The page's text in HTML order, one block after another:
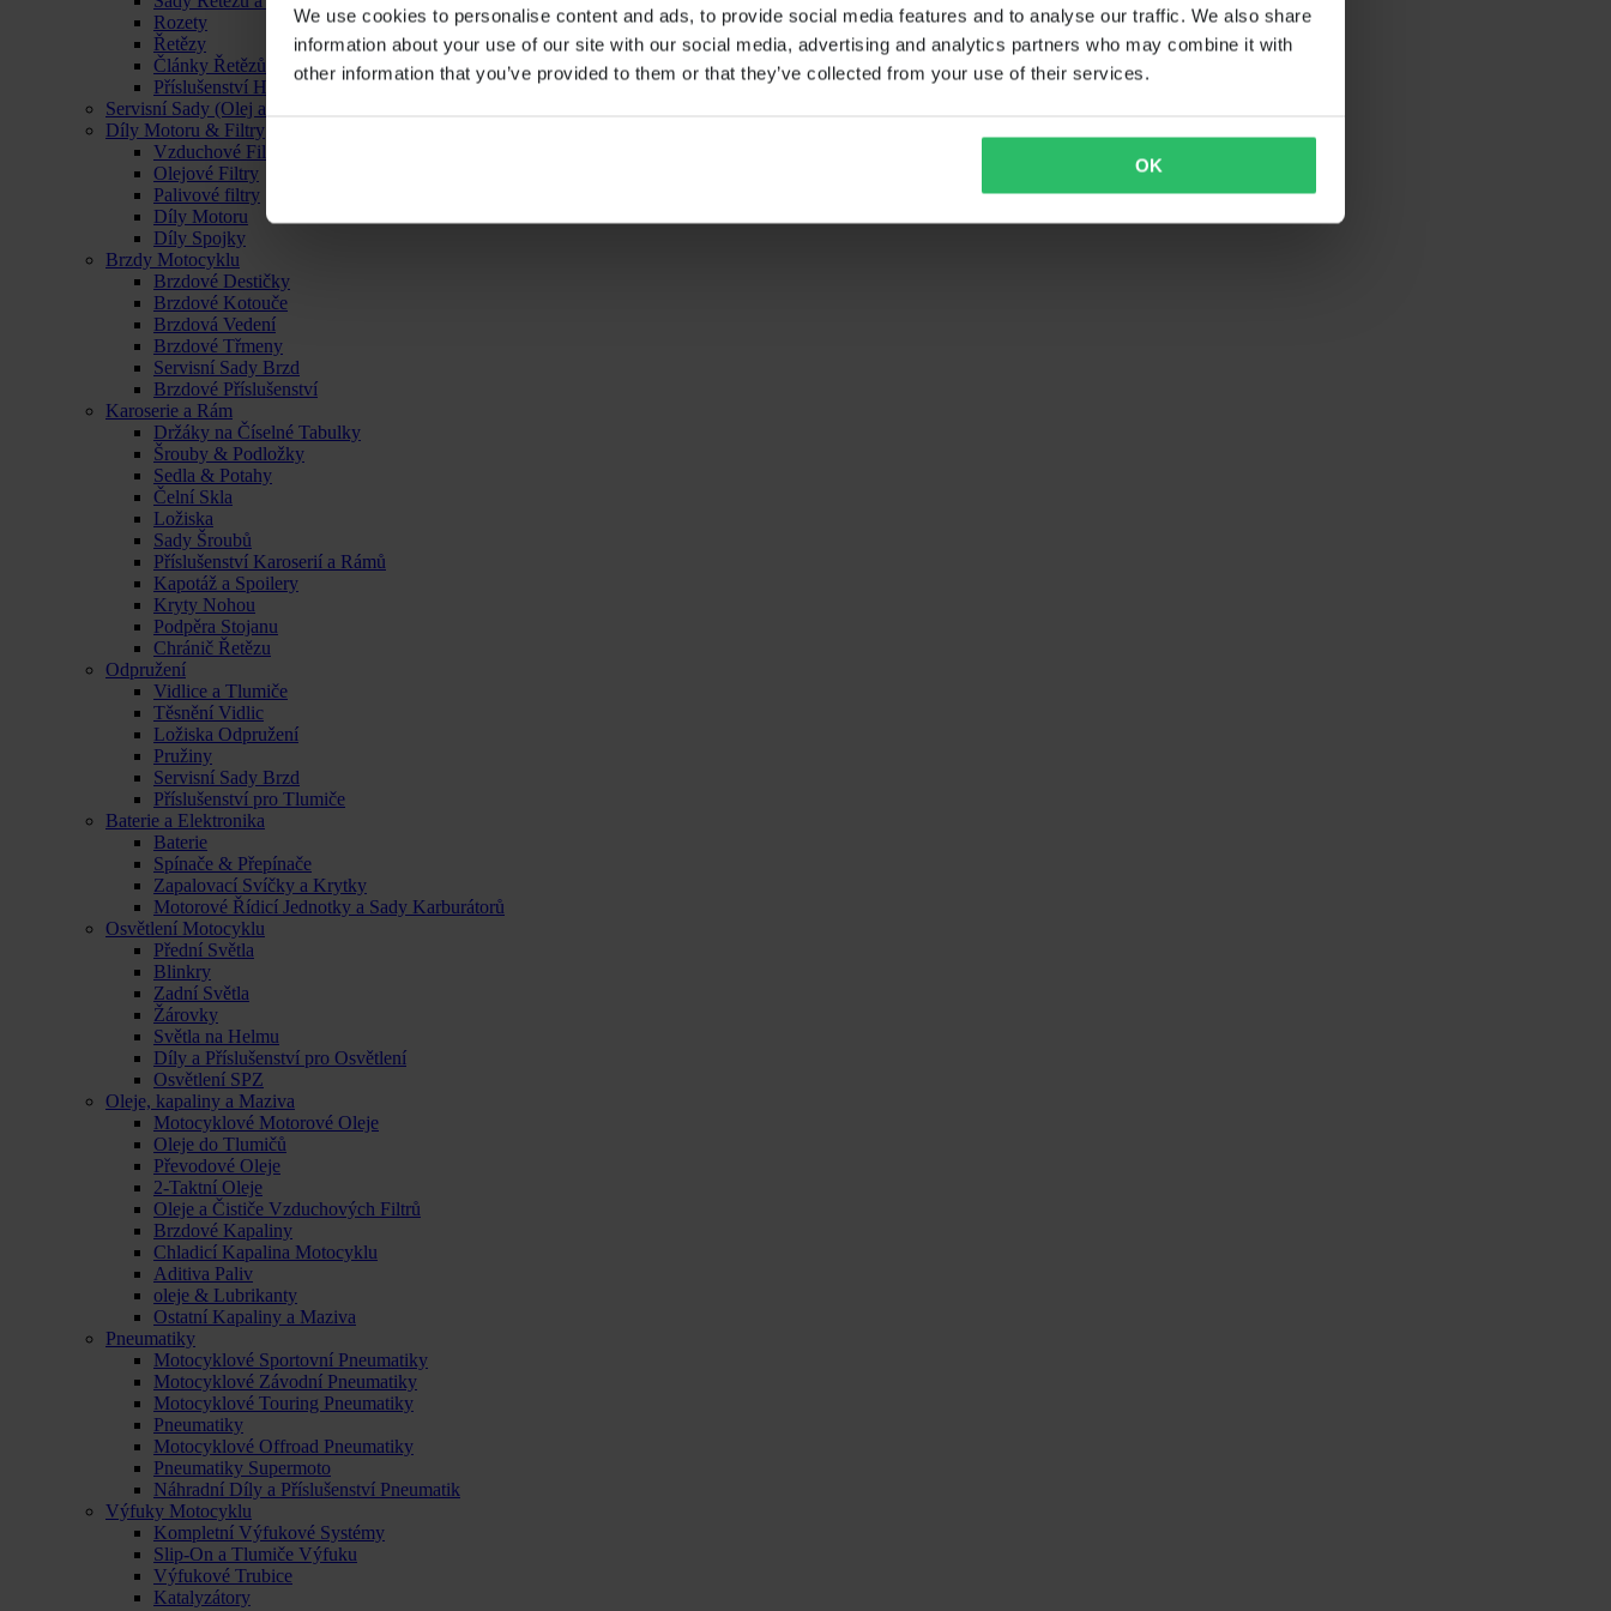
We use cookies to personalise content and ads, to provide social media features and to analyse our traffic. We also share
information about your use of our site with our social media, advertising and analytics partners who may combine it with
other information that you’ve provided to them or that they’ve collected from your use of their services.
OK
Rozety
Řetězy
Články Řetězů
Příslušenství Hnacího Ústrojí
Servisní Sady (Olej a Filtr)
Díly Motoru & Filtry
Vzduchové Filtry
Olejové Filtry
Palivové filtry
Díly Motoru
Díly Spojky
Brzdy Motocyklu
Brzdové Destičky
Brzdové Kotouče
Brzdová Vedení
Brzdové Třmeny
Servisní Sady Brzd
Brzdové Příslušenství
Karoserie a Rám
Držáky na Číselné Tabulky
Šrouby & Podložky
Sedla & Potahy
Čelní Skla
Ložiska
Sady Šroubů
Příslušenství Karoserií a Rámů
Kapotáž a Spoilery
Kryty Nohou
Podpěra Stojanu
Chránič Řetězu
Odpružení
Vidlice a Tlumiče
Těsnění Vidlic
Ložiska Odpružení
Pružiny
Servisní Sady Brzd
Příslušenství pro Tlumiče
Baterie a Elektronika
Baterie
Spínače & Přepínače
Zapalovací Svíčky a Krytky
Motorové Řídicí Jednotky a Sady Karburátorů
Osvětlení Motocyklu
Přední Světla
Blinkry
Zadní Světla
Žárovky
Světla na Helmu
Díly a Příslušenství pro Osvětlení
Osvětlení SPZ
Oleje, kapaliny a Maziva
Motocyklové Motorové Oleje
Oleje do Tlumičů
Převodové Oleje
2-Taktní Oleje
Oleje a Čističe Vzduchových Filtrů
Brzdové Kapaliny
Chladicí Kapalina Motocyklu
Aditiva Paliv
oleje & Lubrikanty
Ostatní Kapaliny a Maziva
Pneumatiky
Motocyklové Sportovní Pneumatiky
Motocyklové Závodní Pneumatiky
Motocyklové Touring Pneumatiky
Pneumatiky
Motocyklové Offroad Pneumatiky
Pneumatiky Supermoto
Náhradní Díly a Příslušenství Pneumatik
Výfuky Motocyklu
Kompletní Výfukové Systémy
Slip-On a Tlumiče Výfuku
Výfukové Trubice
Katalyzátory